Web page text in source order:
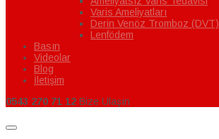
Varis Ameliyatları
Derin Venöz Tromboz (DVT)
Lenfödem
Basın
Videolar
Blog
İletişim
0543 270 71 12 Bize Ulaşın